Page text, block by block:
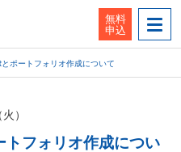
無料
申込
ポートフォリオ作成について
）
フォリオ作成につい